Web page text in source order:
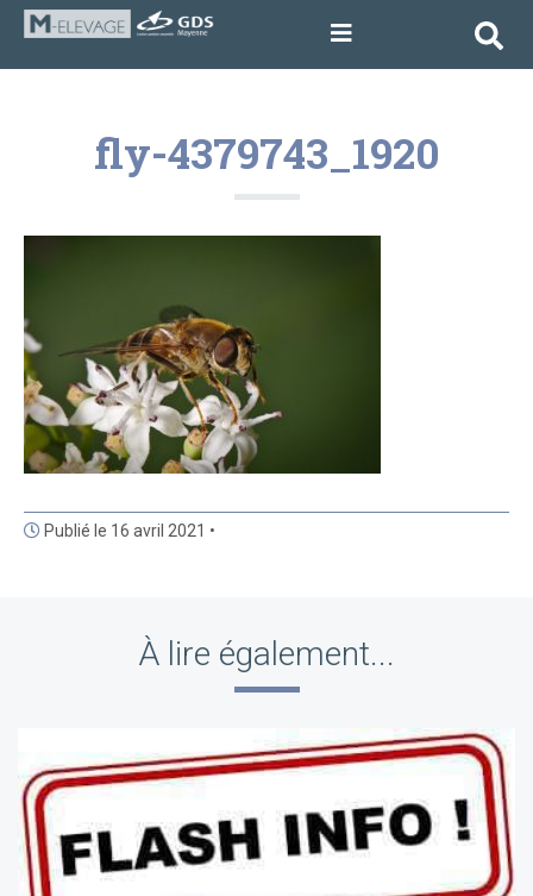
fly-4379743_1920
Publié le 16 avril 2021 •
À lire également...